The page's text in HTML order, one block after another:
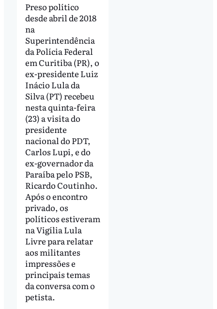
Preso político
desde abril de 2018
na
Superintendência
da Polícia Federal
em Curitiba (PR), o
ex-presidente Luiz
Inácio Lula da
Silva (PT) recebeu
nesta quinta-feira
(23) a visita do
presidente
nacional do PDT,
Carlos Lupi, e do
ex-governador da
Paraíba pelo PSB,
Ricardo Coutinho.
Após o encontro
privado, os
políticos estiveram
na Vigília Lula
Livre para relatar
aos militantes
impressões e
principais temas
da conversa com o
petista.